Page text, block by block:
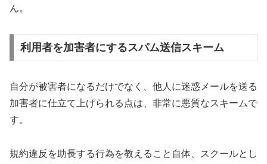
ん。
利用者を加害者にするスパム送信スキーム
自分が被害者になるだけでなく、他人に迷惑メールを送る
加害者に仕立て上げられる点は、非常に悪質なスキームで
す。
規約違反を助長する行為を教えること自体、スクールとし